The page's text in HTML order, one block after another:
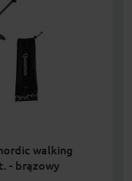
walking
- brązowy